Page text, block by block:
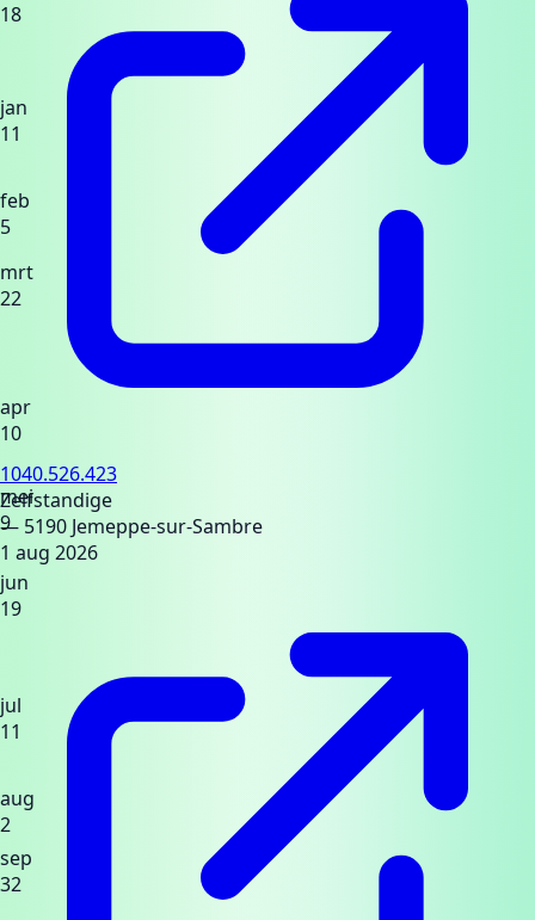
18
jan
11
feb
5
mrt
22
apr
10
mei
9
jun
19
jul
11
aug
2
sep
32
1040.526.423
Zelfstandige
— 5190 Jemeppe-sur-Sambre
1 aug 2026